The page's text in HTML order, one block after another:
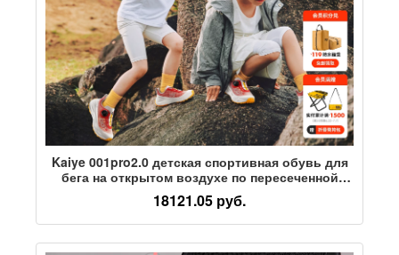
Kaiye 001pro2.0 детская спортивная обувь для
бега на открытом воздухе по пересеченной
местности, альпинизма, пешего туризма,
нескользящие мужские и женские кроссовки
treasure для родителей и детей
18121.05 руб.